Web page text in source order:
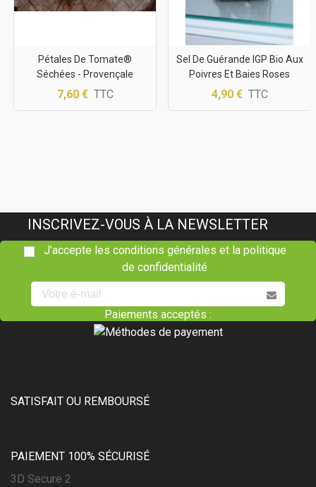
Pétales De Tomate®
Séchées - Provençale
7,60 € TTC
Sel De Guérande IGP Bio Aux
Poivres Et Baies Roses
4,90 € TTC
INSCRIVEZ-VOUS À LA NEWSLETTER
J'accepte les conditions générales et la politique
de confidentialité
Paiements acceptés :
SATISFAIT OU REMBOURSÉ
PAIEMENT 100% SÉCURISÉ
3D Secure 2